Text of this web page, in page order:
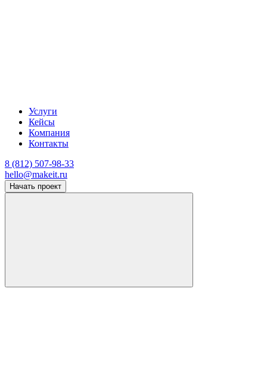
Услуги
Кейсы
Компания
Контакты
8 (812) 507-98-33
hello@makeit.ru
Начать проект